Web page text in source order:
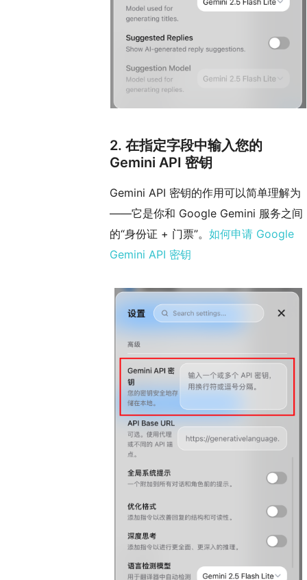
2. 在指定字段中输入您的
Gemini API 密钥
Gemini API 密钥的作用可以简单理解为
——它是你和 Google Gemini 服务之间
的“身份证 + 门票”。 如何申请 Google
Gemini API 密钥